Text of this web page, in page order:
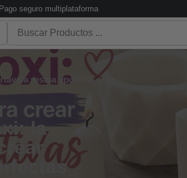
Pago seguro multiplataforma
resina epoxi: la guía
la